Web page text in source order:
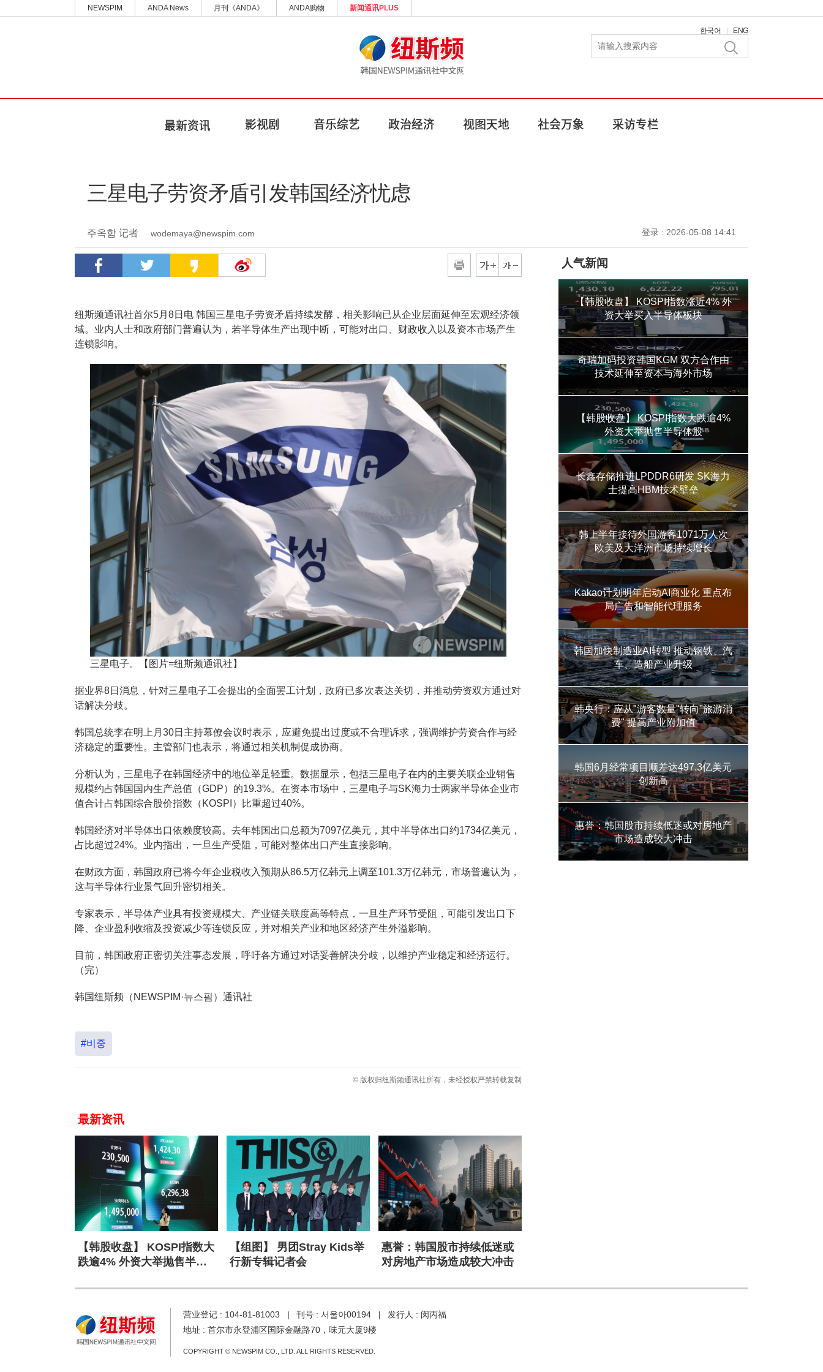
NEWSPIM ANDA News 月刊《ANDA》 ANDA购物 新闻通讯PLUS
한국어 | ENG
三星电子劳资矛盾引发韩国经济忧虑
주옥함 记者 wodemaya@newspim.com 登录 : 2026-05-08 14:41
纽斯频通讯社首尔5月8日电 韩国三星电子劳资矛盾持续发酵，相关影响已从企业层面延伸至宏观经济领
域。业内人士和政府部门普遍认为，若半导体生产出现中断，可能对出口、财政收入以及资本市场产生
连锁影响。
三星电子。【图片=纽斯频通讯社】
据业界8日消息，针对三星电子工会提出的全面罢工计划，政府已多次表达关切，并推动劳资双方通过对
话解决分歧。
韩国总统李在明上月30日主持幕僚会议时表示，应避免提出过度或不合理诉求，强调维护劳资合作与经
济稳定的重要性。主管部门也表示，将通过相关机制促成协商。
分析认为，三星电子在韩国经济中的地位举足轻重。数据显示，包括三星电子在内的主要关联企业销售
规模约占韩国国内生产总值（GDP）的19.3%。在资本市场中，三星电子与SK海力士两家半导体企业市
值合计占韩国综合股价指数（KOSPI）比重超过40%。
韩国经济对半导体出口依赖度较高。去年韩国出口总额为7097亿美元，其中半导体出口约1734亿美元，
占比超过24%。业内指出，一旦生产受阻，可能对整体出口产生直接影响。
在财政方面，韩国政府已将今年企业税收入预期从86.5万亿韩元上调至101.3万亿韩元，市场普遍认为，
这与半导体行业景气回升密切相关。
专家表示，半导体产业具有投资规模大、产业链关联度高等特点，一旦生产环节受阻，可能引发出口下
降、企业盈利收缩及投资减少等连锁反应，并对相关产业和地区经济产生外溢影响。
目前，韩国政府正密切关注事态发展，呼吁各方通过对话妥善解决分歧，以维护产业稳定和经济运行。
（完）
韩国纽斯频（NEWSPIM·뉴스핌）通讯社
#비중
© 版权归纽斯频通讯社所有，未经授权严禁转载复制
最新资讯
【韩股收盘】 KOSPI指数大
跌逾4% 外资大举抛售半导
【组图】 男团Stray Kids举
行新专辑记者会
惠誉：韩国股市持续低迷或
对房地产市场造成较大冲击
人气新闻
【韩股收盘】 KOSPI指数涨近4% 外
资大举买入半导体板块
奇瑞加码投资韩国KGM 双方合作由
技术延伸至资本与海外市场
【韩股收盘】 KOSPI指数大跌逾4%
外资大举抛售半导体股
长鑫存储推进LPDDR6研发 SK海力
士提高HBM技术壁垒
韩上半年接待外国游客1071万人次
欧美及大洋洲市场持续增长
Kakao计划明年启动AI商业化 重点布
局广告和智能代理服务
韩国加快制造业AI转型 推动钢铁、汽
车、造船产业升级
韩央行：应从"游客数量"转向"旅游消
费" 提高产业附加值
韩国6月经常项目顺差达497.3亿美元
创新高
惠誉：韩国股市持续低迷或对房地产
市场造成较大冲击
营业登记 : 104-81-81003 | 刊号 : 서울아00194 |
发行人 : 闵丙福
地址 : 首尔市永登浦区国际金融路70，味元大厦9楼
COPYRIGHT © NEWSPIM CO., LTD. ALL RIGHTS RESERVED.